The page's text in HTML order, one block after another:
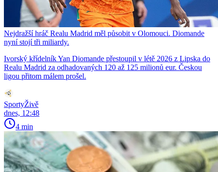
Nejdražší hráč Realu Madrid měl působit v Olomouci. Diomande
nyní stojí tři miliardy.
Ivorský křídelník Yan Diomande přestoupil v létě 2026 z Lipska do
Realu Madrid za odhadovaných 120 až 125 milionů eur. Českou
ligou přitom málem prošel.
SportyŽivě
dnes, 12:48
4 min